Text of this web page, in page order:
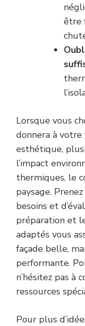
être
Lorsque vous
donnera à votre
esthétique,
l’impact
thermiques, le
paysage.
besoins et
préparation et
adaptés vous
façade belle,
performante.
n’hésitez pas à
ressources
Pour plus